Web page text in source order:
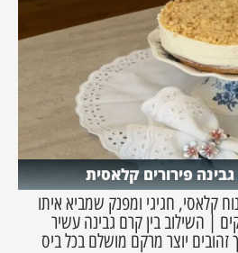
פירורים קלאסית
קלאסי, חגיגי ומפנק שמביא איתו
| השילוב בין קרם גבינה עשיר
זהובים יוצר מרקם מושלם בכל ביס